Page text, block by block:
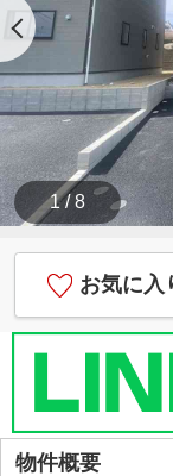
1 / 8
お気に入
物件概要